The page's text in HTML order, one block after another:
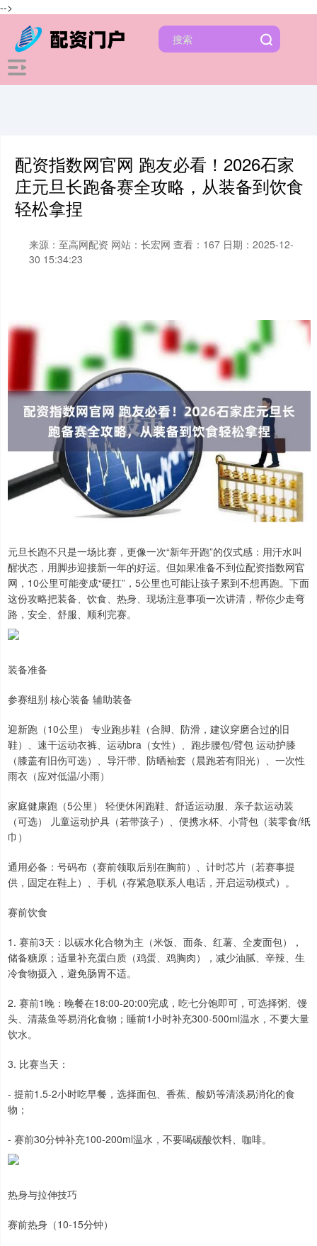
-->
配资指数网官网 跑友必看！2026石家
庄元旦长跑备赛全攻略，从装备到饮食
轻松拿捏
来源：至高网配资 网站：长宏网 查看：167 日期：2025-12-
30 15:34:23
元旦长跑不只是一场比赛，更像一次“新年开跑”的仪式感：用汗水叫
醒状态，用脚步迎接新一年的好运。但如果准备不到位配资指数网官
网，10公里可能变成“硬扛”，5公里也可能让孩子累到不想再跑。下面
这份攻略把装备、饮食、热身、现场注意事项一次讲清，帮你少走弯
路，安全、舒服、顺利完赛。
装备准备
参赛组别 核心装备 辅助装备
迎新跑（10公里） 专业跑步鞋（合脚、防滑，建议穿磨合过的旧
鞋）、速干运动衣裤、运动bra（女性）、跑步腰包/臂包 运动护膝
（膝盖有旧伤可选）、导汗带、防晒袖套（晨跑若有阳光）、一次性
雨衣（应对低温/小雨）
家庭健康跑（5公里） 轻便休闲跑鞋、舒适运动服、亲子款运动装
（可选） 儿童运动护具（若带孩子）、便携水杯、小背包（装零食/纸
巾）
通用必备：号码布（赛前领取后别在胸前）、计时芯片（若赛事提
供，固定在鞋上）、手机（存紧急联系人电话，开启运动模式）。
赛前饮食
1. 赛前3天：以碳水化合物为主（米饭、面条、红薯、全麦面包），
储备糖原；适量补充蛋白质（鸡蛋、鸡胸肉），减少油腻、辛辣、生
冷食物摄入，避免肠胃不适。
2. 赛前1晚：晚餐在18:00-20:00完成，吃七分饱即可，可选择粥、馒
头、清蒸鱼等易消化食物；睡前1小时补充300-500ml温水，不要大量
饮水。
3. 比赛当天：
- 提前1.5-2小时吃早餐，选择面包、香蕉、酸奶等清淡易消化的食
物；
- 赛前30分钟补充100-200ml温水，不要喝碳酸饮料、咖啡。
热身与拉伸技巧
赛前热身（10-15分钟）